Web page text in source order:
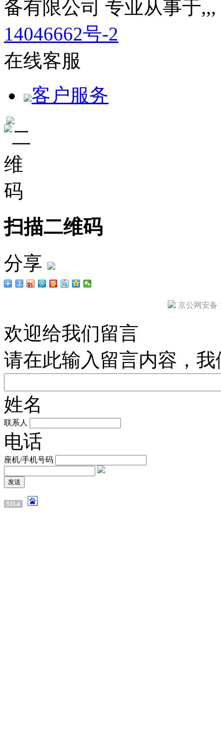
备有限公司 专业从事于,,
14046662号-2
在线客服
客户服务
扫描二维码
分享
京公网安备
欢迎给我们留言
请在此输入留言内容，
姓名
联系人
电话
座机/手机号码
51La